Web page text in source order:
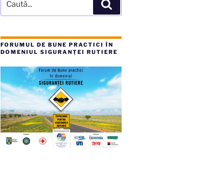
după:
FORUMUL DE BUNE PRACTICI ÎN
DOMENIUL SIGURANȚEI RUTIERE